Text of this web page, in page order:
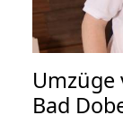
Bad